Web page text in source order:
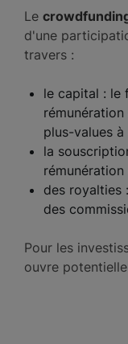
Le
d'une
travers :
le capital : le
plus-values
la
des royalties
des
Pour les
ouvre